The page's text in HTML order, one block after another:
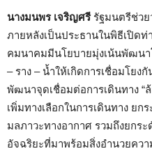
นางมนพร เจริญศรีรัฐมนตรีช่วย
ภายหลังเป็นประธานในพิธีเปิดท่
คมนาคมมีนโยบายมุ่งเน้นพัฒน
– ราง – น้ำให้เกิดการเชื่อมโย
พัฒนาจุดเชื่อมต่อการเดินทาง “ล้
เพิ่มทางเลือกในการเดินทาง ย
มลภาวะทางอากาศ รวมถึงยกร
อัจฉริยะที่มาพร้อมสิ่งอำนวยคว